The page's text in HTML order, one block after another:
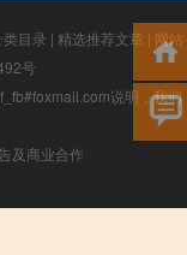
目录 | 精选推荐文章 | 网站
号
说明，我们
及商业合作